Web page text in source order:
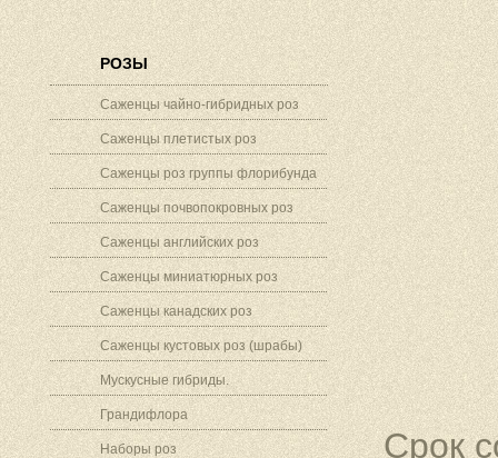
РОЗЫ
Саженцы чайно-гибридных роз
Саженцы плетистых роз
Саженцы роз группы флорибунда
Саженцы почвопокровных роз
Саженцы английских роз
Саженцы миниатюрных роз
Саженцы канадских роз
Саженцы кустовых роз (шрабы)
Мускусные гибриды.
Грандифлора
Наборы роз
Срок